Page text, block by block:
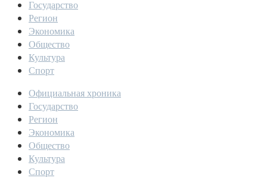
Государство
Регион
Экономика
Общество
Культура
Спорт
Официальная хроника
Государство
Регион
Экономика
Общество
Культура
Спорт